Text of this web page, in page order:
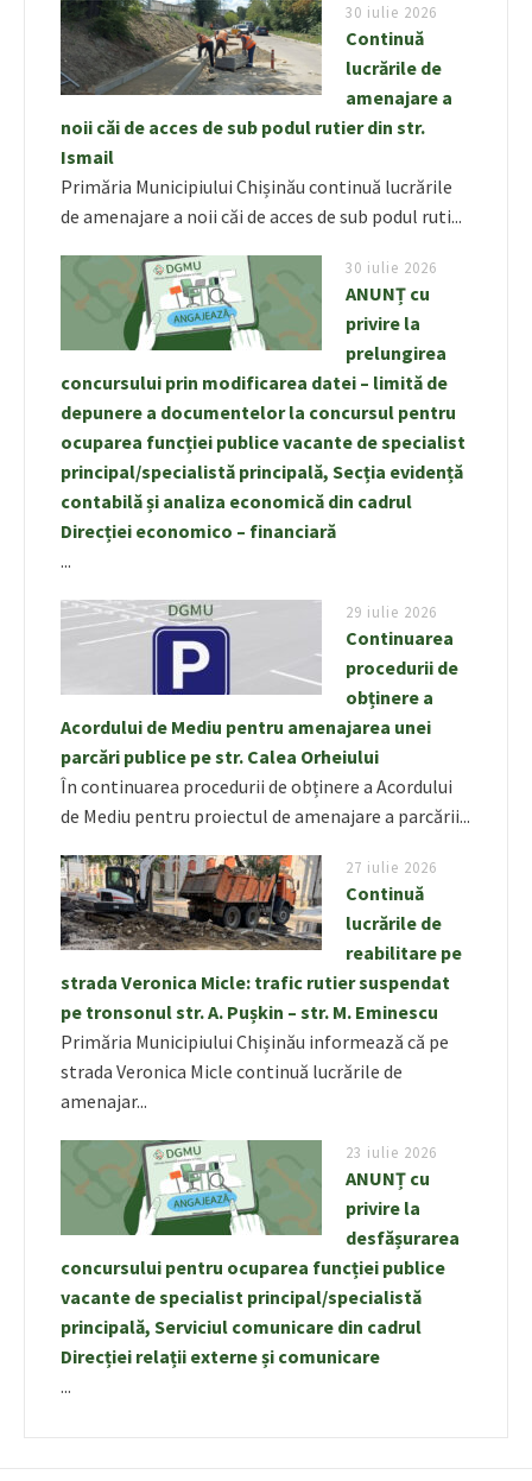
30 iulie 2026
Continuă
lucrările de
amenajare a
noii căi de acces de sub podul rutier din str.
Ismail
Primăria Municipiului Chișinău continuă lucrările
de amenajare a noii căi de acces de sub podul ruti...
30 iulie 2026
ANUNȚ cu
privire la
prelungirea
concursului prin modificarea datei – limită de
depunere a documentelor la concursul pentru
ocuparea funcției publice vacante de specialist
principal/specialistă principală, Secția evidență
contabilă și analiza economică din cadrul
Direcției economico – financiară
...
29 iulie 2026
Continuarea
procedurii de
obținere a
Acordului de Mediu pentru amenajarea unei
parcări publice pe str. Calea Orheiului
În continuarea procedurii de obținere a Acordului
de Mediu pentru proiectul de amenajare a parcării...
27 iulie 2026
Continuă
lucrările de
reabilitare pe
strada Veronica Micle: trafic rutier suspendat
pe tronsonul str. A. Pușkin – str. M. Eminescu
Primăria Municipiului Chișinău informează că pe
strada Veronica Micle continuă lucrările de
amenajar...
23 iulie 2026
ANUNȚ cu
privire la
desfășurarea
concursului pentru ocuparea funcției publice
vacante de specialist principal/specialistă
principală, Serviciul comunicare din cadrul
Direcției relații externe și comunicare
...